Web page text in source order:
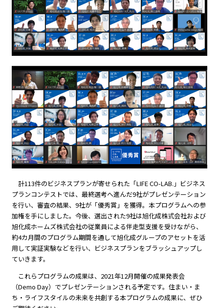
計113件のビジネスプランが寄せられた「LIFE CO-LAB.」ビジネス
プランコンテストでは、最終選考へ進んだ9社がプレゼンテーション
を行い、審査の結果、9社が「優秀賞」を獲得。本プログラムへの参
加権を手にしました。今後、選出された9社は旭化成株式会社および
旭化成ホームズ株式会社の従業員による伴走型支援を受けながら、
約4カ月間のプログラム期間を通して旭化成グループのアセットを活
用して実証実験などを行い、ビジネスプランをブラッシュアップし
ていきます。
これらプログラムの成果は、2021年12月開催の成果発表会
（Demo Day）でプレゼンテーションされる予定です。住まい・ま
ち・ライフスタイルの未来を共創する本プログラムの成果に、ぜひ